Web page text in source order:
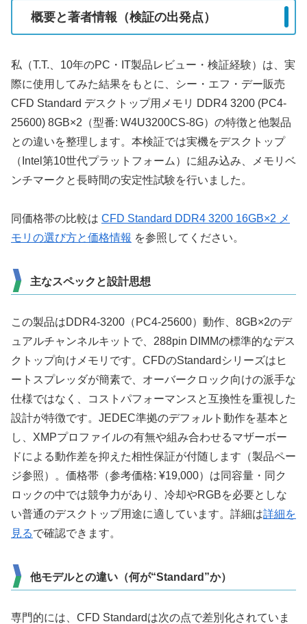
概要と著者情報（検証の出発点）
私（T.T.、10年のPC・IT製品レビュー・検証経験）は、実
際に使用してみた結果をもとに、シー・エフ・デー販売
CFD Standard デスクトップ用メモリ DDR4 3200 (PC4-
25600) 8GB×2（型番: W4U3200CS-8G）の特徴と他製品
との違いを整理します。本検証では実機をデスクトップ
（Intel第10世代プラットフォーム）に組み込み、メモリベ
ンチマークと長時間の安定性試験を行いました。
同価格帯の比較は CFD Standard DDR4 3200 16GB×2 メ
モリの選び方と価格情報 を参照してください。
主なスペックと設計思想
この製品はDDR4-3200（PC4-25600）動作、8GB×2のデ
ュアルチャンネルキットで、288pin DIMMの標準的なデス
クトップ向けメモリです。CFDのStandardシリーズはヒ
ートスプレッダが簡素で、オーバークロック向けの派手な
仕様ではなく、コストパフォーマンスと互換性を重視した
設計が特徴です。JEDEC準拠のデフォルト動作を基本と
し、XMPプロファイルの有無や組み合わせるマザーボー
ドによる動作差を抑えた相性保証が付随します（製品ペー
ジ参照）。価格帯（参考価格: ¥19,000）は同容量・同ク
ロックの中では競争力があり、冷却やRGBを必要としな
い普通のデスクトップ用途に適しています。詳細は詳細を
見るで確認できます。
他モデルとの違い（何が“Standard”か）
専門的には、CFD Standardは次の点で差別化されていま